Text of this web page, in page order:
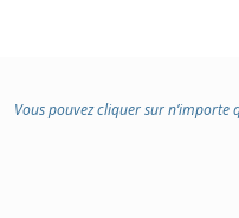
Vous pouvez cliquer sur